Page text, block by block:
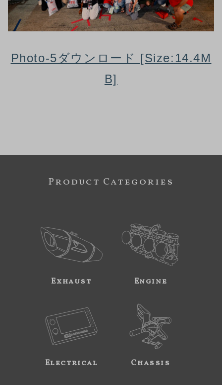
Photo-5ダウンロード [Size:14.4M
B]
Product Categories
Exhaust Engine
Electrical Chassis